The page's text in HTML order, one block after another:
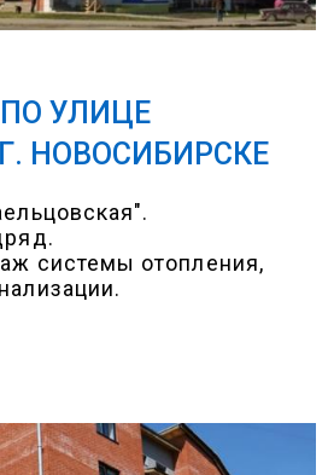
УЛИЦЕ
НОВОСИБИРСКЕ
системы отопления,